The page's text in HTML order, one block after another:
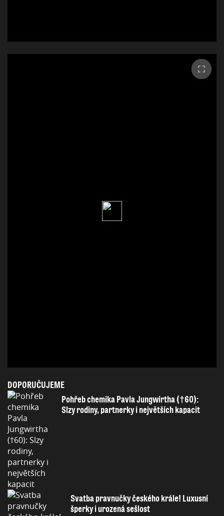
DOPORUČUJEME
Pohřeb chemika Pavla Jungwirtha (†60):
Slzy rodiny, partnerky i největších kapacit
Svatba pravnučky českého krále! Luxusní
šperky i urozená sešlost